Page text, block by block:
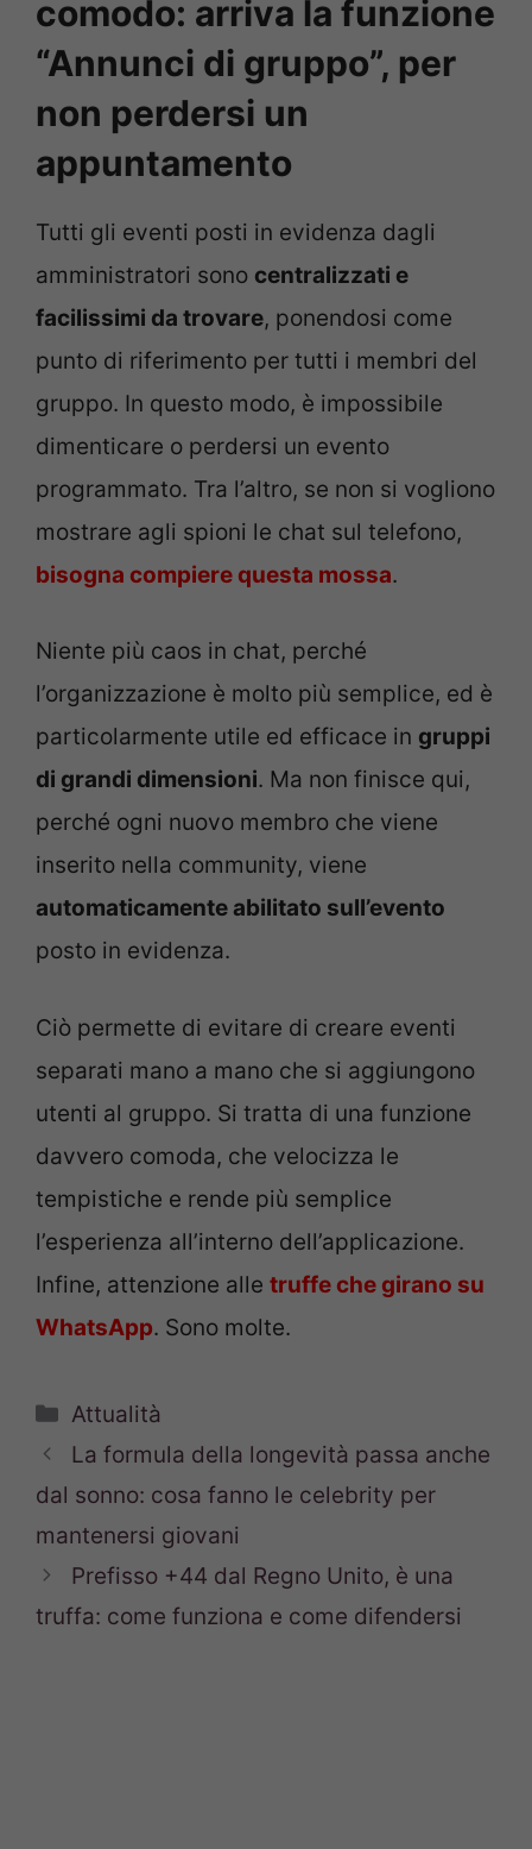
comodo: arriva la funzione
“Annunci di gruppo”, per
non perdersi un
appuntamento
Tutti gli eventi posti in evidenza dagli
amministratori sono centralizzati e
facilissimi da trovare, ponendosi come
punto di riferimento per tutti i membri del
gruppo. In questo modo, è impossibile
dimenticare o perdersi un evento
programmato. Tra l’altro, se non si vogliono
mostrare agli spioni le chat sul telefono,
bisogna compiere questa mossa.
Niente più caos in chat, perché
l’organizzazione è molto più semplice, ed è
particolarmente utile ed efficace in gruppi
di grandi dimensioni. Ma non finisce qui,
perché ogni nuovo membro che viene
inserito nella community, viene
automaticamente abilitato sull’evento
posto in evidenza.
Ciò permette di evitare di creare eventi
separati mano a mano che si aggiungono
utenti al gruppo. Si tratta di una funzione
davvero comoda, che velocizza le
tempistiche e rende più semplice
l’esperienza all’interno dell’applicazione.
Infine, attenzione alle truffe che girano su
WhatsApp. Sono molte.
Categorie
Attualità
La formula della longevità passa anche
dal sonno: cosa fanno le celebrity per
mantenersi giovani
Prefisso +44 dal Regno Unito, è una
truffa: come funziona e come difendersi